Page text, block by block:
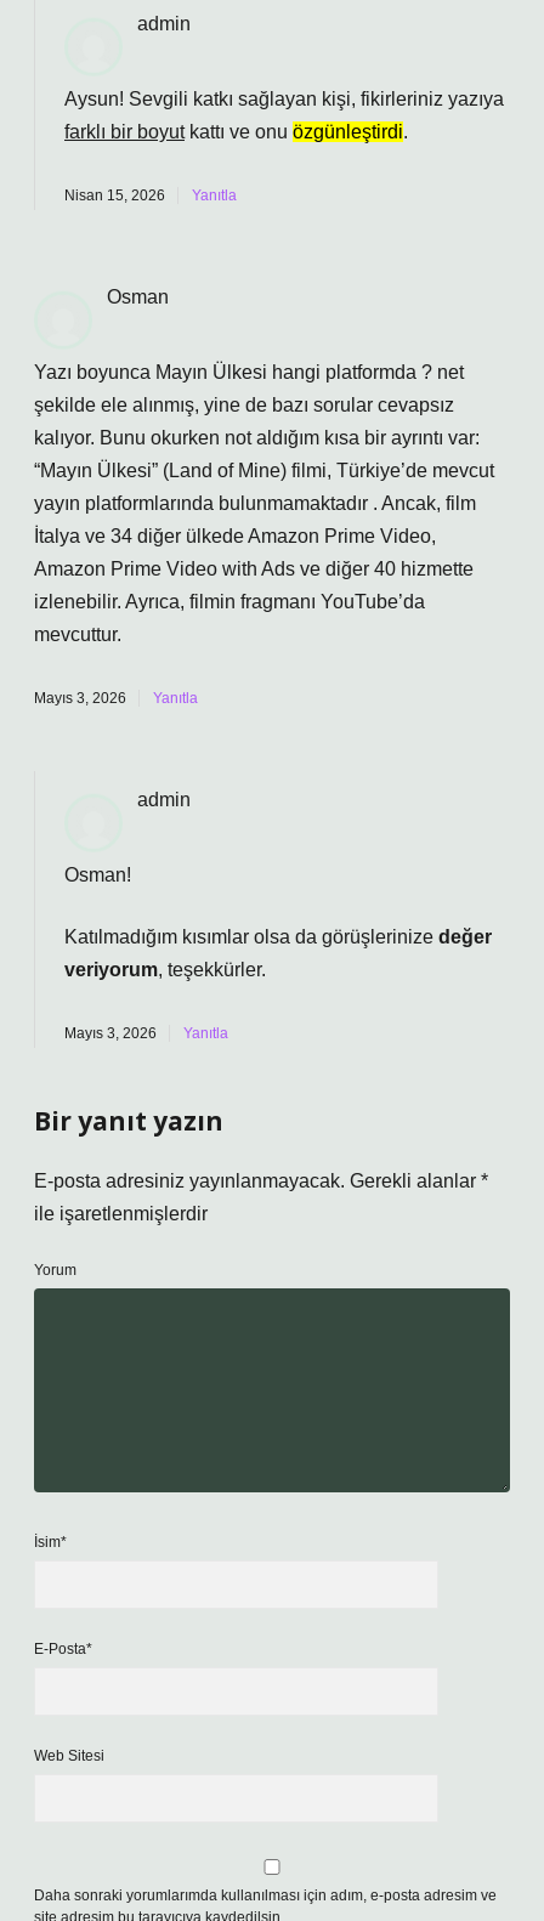
admin
Aysun! Sevgili katkı sağlayan kişi, fikirleriniz yazıya
farklı bir boyutkattı ve onu özgünleştirdi.
Nisan 15, 2026 Yanıtla
Osman
Yazı boyunca Mayın Ülkesi hangi platformda ? net
şekilde ele alınmış, yine de bazı sorular cevapsız
kalıyor. Bunu okurken not aldığım kısa bir ayrıntı var:
“Mayın Ülkesi” (Land of Mine) filmi, Türkiye’de mevcut
yayın platformlarında bulunmamaktadır . Ancak, film
İtalya ve 34 diğer ülkede Amazon Prime Video,
Amazon Prime Video with Ads ve diğer 40 hizmette
izlenebilir. Ayrıca, filmin fragmanı YouTube’da
mevcuttur.
Mayıs 3, 2026 Yanıtla
admin
Osman!
Katılmadığım kısımlar olsa da görüşlerinize değer
veriyorum, teşekkürler.
Mayıs 3, 2026 Yanıtla
Bir yanıt yazın
E-posta adresiniz yayınlanmayacak. Gerekli alanlar *
ile işaretlenmişlerdir
Yorum
İsim*
E-Posta*
Web Sitesi
Daha sonraki yorumlarımda kullanılması için adım, e-posta adresim ve
site adresim bu tarayıcıya kaydedilsin.